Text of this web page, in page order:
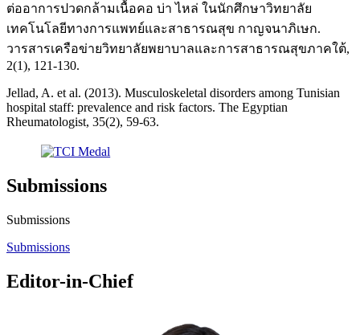
ต่ออาการปวดกล้ามเนื้อคอ บ่า ไหล่ ในนักศึกษาวิทยาลัย
เทคโนโลยีทางการแพทย์และสาธารณสุข กาญจนาภิเษก.
วารสารเครือข่ายวิทยาลัยพยาบาลและการสาธารณสุขภาคใต้,
2(1), 121-130.
Jellad, A. et al. (2013). Musculoskeletal disorders among Tunisian
hospital staff: prevalence and risk factors. The Egyptian
Rheumatologist, 35(2), 59-63.
Submissions
Submissions
Submissions
Editor-in-Chief